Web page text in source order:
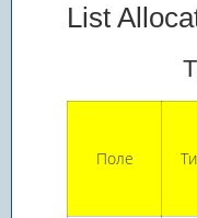
List
Поле